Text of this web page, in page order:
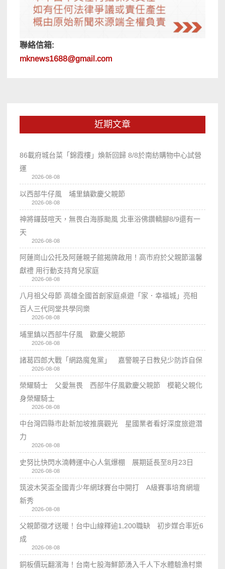
聯絡信箱:
mknews1688@gmail.com
近期文章
86載府城台菜「錦霞樓」煥新回歸 8/8於南紡購物中心試營
運
2026-08-08
以西部牛仔風 埔里鎮歡慶父親節
2026-08-08
神將鑼鼓喧天，無畏白海豚颱風 北車浴佛鑽轎腳8/9還有一
天
2026-08-08
阿蓮崗山公托及阿蓮親子館揭牌啟用！高市府於父親節溫馨
獻禮 用行動支持育兒家庭
2026-08-08
八月祖父母節 高雄全國首創家庭桌遊「家．幸福城」亮相
百人三代同堂共學同樂
2026-08-08
埔里鎮以西部牛仔風 歡慶父親節
2026-08-08
諸葛四郎大戰「網路魔鬼黨」 嘉警親子日教兒少防詐自保
2026-08-08
榮耀騎士 父愛無畏 西部牛仔風歡慶父親節 模範父親化
身榮耀騎士
2026-08-08
中台灣四縣市赴新加坡推廣觀光 星國業者看好深度旅遊潛
力
2026-08-08
史努比快閃水湳轉運中心人氣爆棚 展期延長至8月23日
2026-08-08
筑波木笑盃全國青少年網球賽台中開打 A級賽事培育網壇
新秀
2026-08-08
父親節徵才送暖！台中山線釋逾1,200職缺 初步媒合率近6
成
2026-08-08
銅板價玩翻濱海！台南七股海鮮節湧入千人下水體驗漁村樂